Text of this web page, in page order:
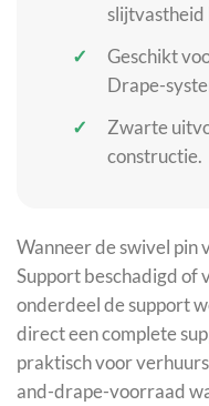
slijtvastheid
Geschikt
Drape-
Zwarte
constructie.
Wanneer de swivel pin
Support beschadigd of
onderdeel de support
direct een complete
praktisch voor
and-drape-voorraad